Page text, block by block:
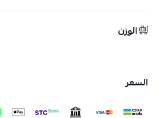
الوزن
السعر